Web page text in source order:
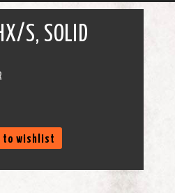
S, SOLID
to wishlist